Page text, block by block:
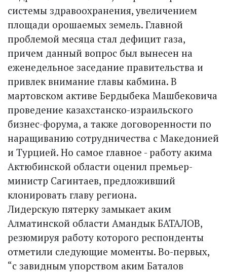
системы здравоохранения, увеличением
площади орошаемых земель. Главной
проблемой месяца стал дефицит газа,
причем данный вопрос был вынесен на
еженедельное заседание правительства и
привлек внимание главы кабмина. В
мартовском активе Бердыбека Машбековича
проведение казахстанско-израильского
бизнес-форума, а также договоренности по
наращиванию сотрудничества с Македонией
и Турцией. Но самое главное - работу акима
Актюбинской области оценил премьер-
министр Сагинтаев, предложивший
клонировать главу региона.
Лидерскую пятерку замыкает аким
Алматинской области Амандык БАТАЛОВ,
резюмируя работу которого респонденты
отметили следующие моменты. Во-первых,
“с завидным упорством аким Баталов